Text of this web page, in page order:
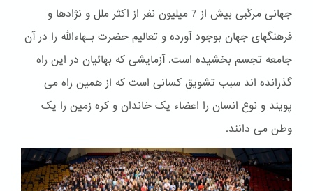
جهانی مرکّبی بیش از 7 میلیون نفر از اکثر ملل و نژادها و
فرهنگهای جهان بوجود آورده و تعالیم حضرت بـهاءالله را در آن
جامعه تجسم بخشیده است. آزمایشی که بهائیان در این راه
گذرانده اند سبب تشویق کسانی است که از همین راه می
پویند و نوع انسان را اعضاء یک خاندان و کره زمین را یک
وطن می دانند.